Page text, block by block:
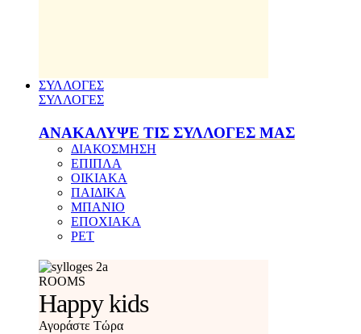
ΣΥΛΛΟΓΕΣ
ΣΥΛΛΟΓΕΣ
ΑΝΑΚΑΛΥΨΕ ΤΙΣ ΣΥΛΛΟΓΕΣ ΜΑΣ
ΔΙΑΚΟΣΜΗΣΗ
ΕΠΙΠΛΑ
ΟΙΚΙΑΚΑ
ΠΑΙΔΙΚΑ
ΜΠΑΝΙΟ
ΕΠΟΧΙΑΚΑ
PET
ROOMS
Happy kids
Αγοράστε Τώρα